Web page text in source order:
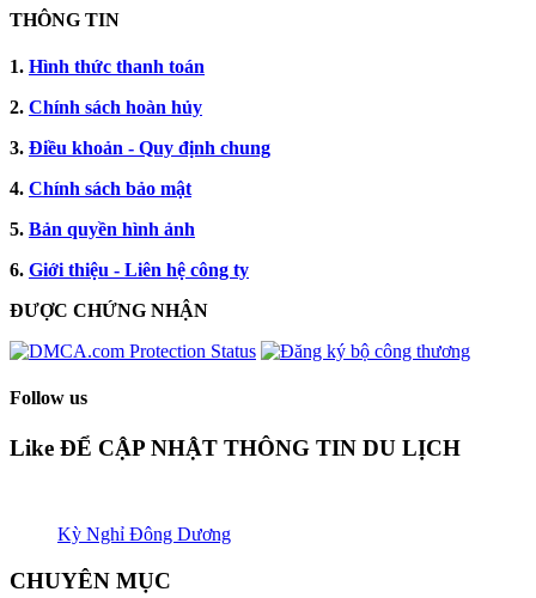
THÔNG TIN
1. Hình thức thanh toán
2. Chính sách hoàn hủy
3. Điều khoản - Quy định chung
4. Chính sách bảo mật
5. Bản quyền hình ảnh
6. Giới thiệu - Liên hệ công ty
ĐƯỢC CHỨNG NHẬN​
Follow us
Like ĐỂ CẬP NHẬT THÔNG TIN DU LỊCH
Kỳ Nghỉ Đông Dương
CHUYÊN MỤC